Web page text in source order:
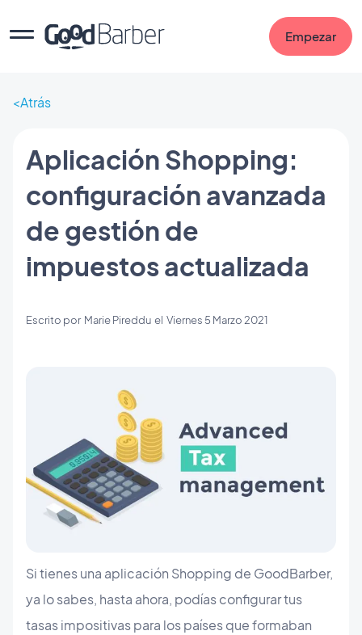
Empezar
Atrás
Aplicación Shopping:
configuración avanzada
de gestión de
impuestos actualizada
Escrito por Marie Pireddu el Viernes 5 Marzo 2021
Si tienes una aplicación Shopping de GoodBarber,
ya lo sabes, hasta ahora, podías configurar tus
tasas impositivas para los países que formaban